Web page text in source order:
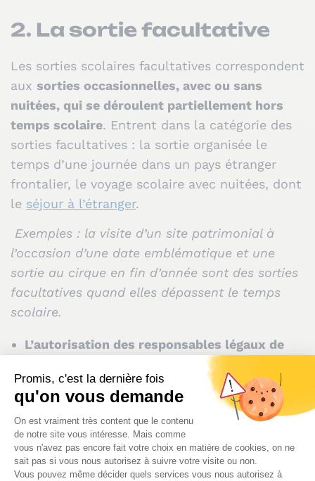
2. La sortie facultative
Les sorties scolaires facultatives correspondent
aux sorties occasionnelles, avec ou sans
nuitées, qui se déroulent partiellement hors
temps scolaire. Entrent dans la catégorie des
sorties facultatives : la sortie organisée le
temps d’une journée dans un pays étranger
frontalier, le voyage scolaire avec nuitées, dont
le séjour à l’étranger.
Exemples : la visite d’un site patrimonial à
l’occasion d’une date emblématique et une
sortie au cirque en fin d’année sont des sorties
facultatives quand elles dépassent le temps
scolaire.
L’autorisation des responsables légaux de
pour toute sortie scolaire
facultative.À noter : la signature d’un seul
parent suffit, à moins que l’école soit
informée d’un désaccord entre les
titulaires de l’autorité parentale.
Si la sortie scolaire entraîne la sortie du